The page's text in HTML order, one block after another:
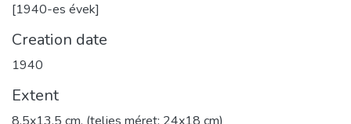
[1940-es évek]
Creation date
1940
Extent